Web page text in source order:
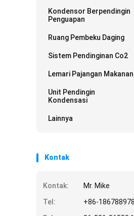
Kondensor Berpendingin
Penguapan
Ruang Pembeku Daging
Sistem Pendinginan Co2
Lemari Pajangan Makanan
Unit Pendingin
Kondensasi
Lainnya
Kontak
Kontak:
Mr. Mike
Tel:
+86-